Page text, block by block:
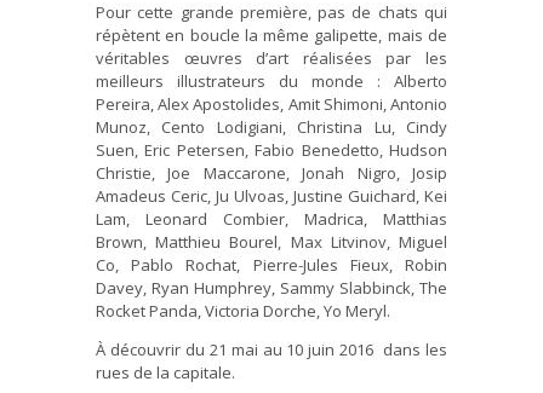
Pour cette grande première, pas de chats qui
répètent en boucle la même galipette, mais de
véritables œuvres d’art réalisées par les
meilleurs illustrateurs du monde : Alberto
Pereira, Alex Apostolides, Amit Shimoni, Antonio
Munoz, Cento Lodigiani, Christina Lu, Cindy
Suen, Eric Petersen, Fabio Benedetto, Hudson
Christie, Joe Maccarone, Jonah Nigro, Josip
Amadeus Ceric, Ju Ulvoas, Justine Guichard, Kei
Lam, Leonard Combier, Madrica, Matthias
Brown, Matthieu Bourel, Max Litvinov, Miguel
Co, Pablo Rochat, Pierre-Jules Fieux, Robin
Davey, Ryan Humphrey, Sammy Slabbinck, The
Rocket Panda, Victoria Dorche, Yo Meryl.
À découvrir du 21 mai au 10 juin 2016 dans les
rues de la capitale.